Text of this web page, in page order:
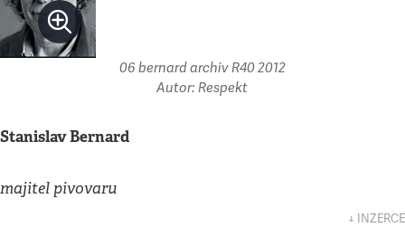
06 bernard archiv R40 2012
Autor: Respekt
Stanislav Bernard
majitel pivovaru
↓ INZERCE